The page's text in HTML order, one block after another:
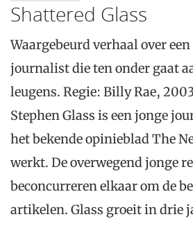
Shattered Glass
Waargebeurd verhaal over
journalist die ten onder gaat
leugens. Regie: Billy Rae,
Stephen Glass is een jonge
het bekende opinieblad The
werkt. De overwegend jonge
beconcurreren elkaar om de
artikelen. Glass groeit in drie